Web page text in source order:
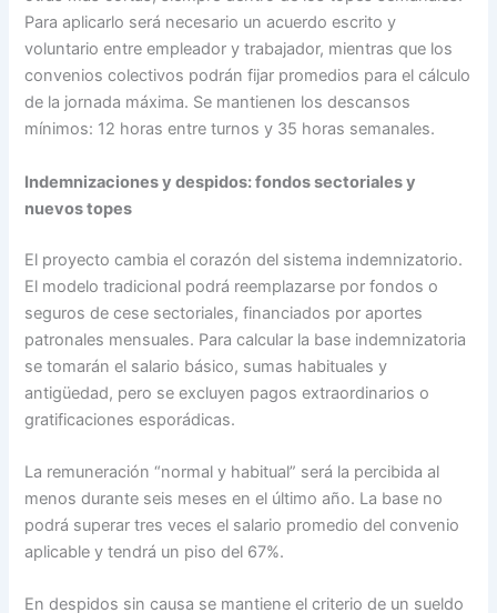
Para aplicarlo será necesario un acuerdo escrito y
voluntario entre empleador y trabajador, mientras que los
convenios colectivos podrán fijar promedios para el cálculo
de la jornada máxima. Se mantienen los descansos
mínimos: 12 horas entre turnos y 35 horas semanales.
Indemnizaciones y despidos: fondos sectoriales y
nuevos topes
El proyecto cambia el corazón del sistema indemnizatorio.
El modelo tradicional podrá reemplazarse por fondos o
seguros de cese sectoriales, financiados por aportes
patronales mensuales. Para calcular la base indemnizatoria
se tomarán el salario básico, sumas habituales y
antigüedad, pero se excluyen pagos extraordinarios o
gratificaciones esporádicas.
La remuneración “normal y habitual” será la percibida al
menos durante seis meses en el último año. La base no
podrá superar tres veces el salario promedio del convenio
aplicable y tendrá un piso del 67%.
En despidos sin causa se mantiene el criterio de un sueldo